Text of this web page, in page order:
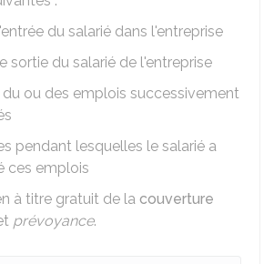
du salarié dans l'entreprise
sortie du salarié de l'entreprise
du ou des emplois successivement
pendant lesquelles le salarié a
ces emplois
à titre gratuit de la couverture
prévoyance.